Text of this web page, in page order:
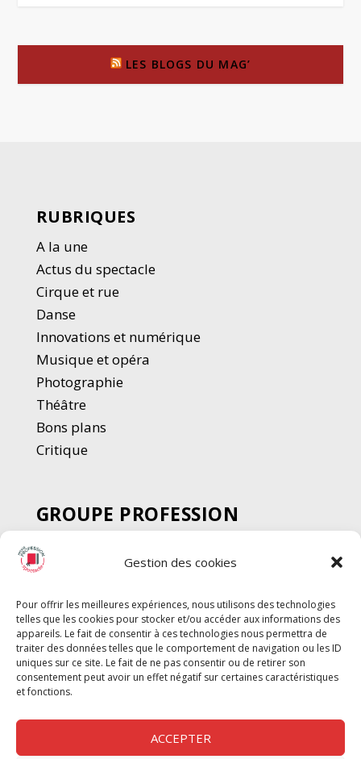
Gestion des cookies
Pour offrir les meilleures expériences, nous utilisons des technologies
telles que les cookies pour stocker et/ou accéder aux informations des
appareils. Le fait de consentir à ces technologies nous permettra de
traiter des données telles que le comportement de navigation ou les ID
uniques sur ce site. Le fait de ne pas consentir ou de retirer son
consentement peut avoir un effet négatif sur certaines caractéristiques
et fonctions.
ACCEPTER
LES BLOGS DU MAG’
RUBRIQUES
A la une
Actus du spectacle
Cirque et rue
Danse
Innovations et numérique
Musique et opéra
Photographie
Théâtre
Bons plans
Critique
GROUPE PROFESSION
SPECTACLE
Chèque Intermittents
Chèque Compta
Chèque Emploi Spectacle
G-Pods
Profession Audio-visuel